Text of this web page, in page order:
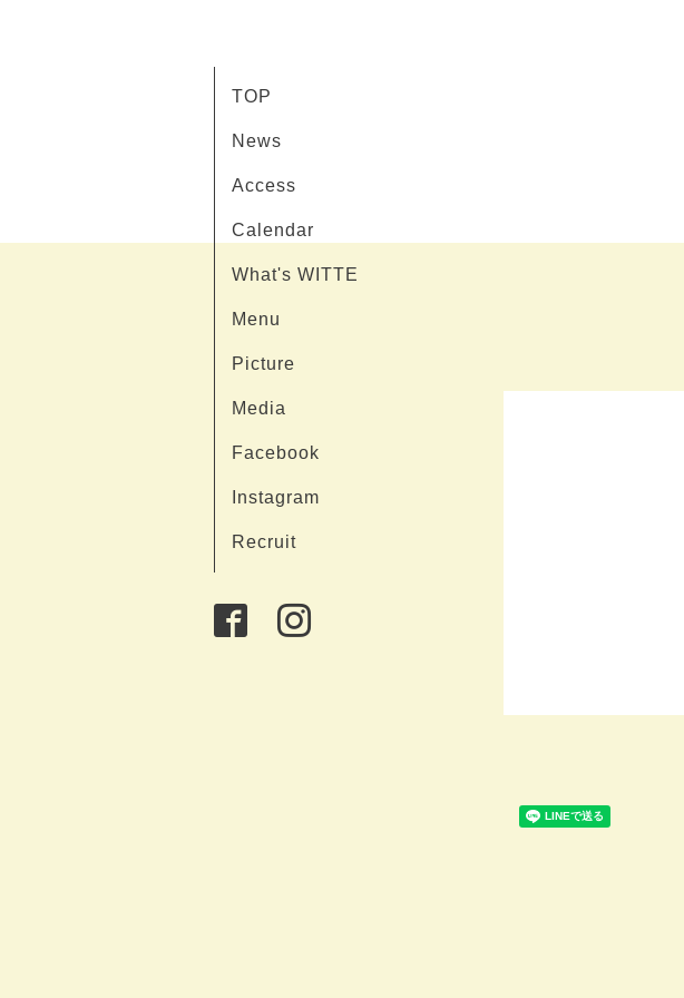
TOP
News
Access
Calendar
What's WITTE
Menu
Picture
Media
Facebook
Instagram
Recruit